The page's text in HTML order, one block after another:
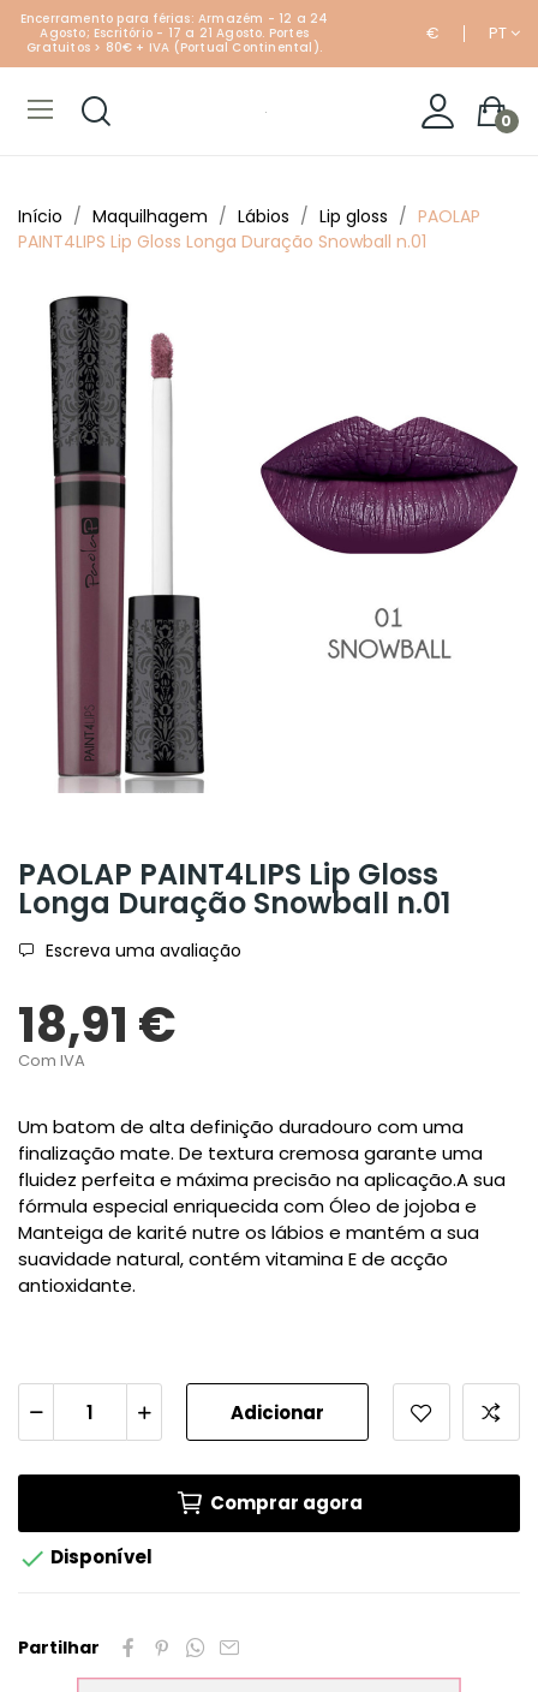
Encerramento para férias: Armazém - 12 a 24
Agosto; Escritório - 17 a 21 Agosto. Portes
Gratuitos > 80€ + IVA (Portual Continental).
€ PT
0
Início Maquilhagem Lábios Lip gloss
PAOLAP
PAINT4LIPS Lip Gloss Longa Duração Snowball n.01
PAOLAP PAINT4LIPS Lip Gloss
Longa Duração Snowball n.01
Escreva uma avaliação
18,91 €
Com IVA
Um batom de alta definição duradouro com uma
finalização mate. De textura cremosa garante uma
fluidez perfeita e máxima precisão na aplicação.A sua
fórmula especial enriquecida com Óleo de jojoba e
Manteiga de karité nutre os lábios e mantém a sua
suavidade natural, contém vitamina E de acção
antioxidante.
Adicionar
Comprar agora
 Disponível
Partilhar